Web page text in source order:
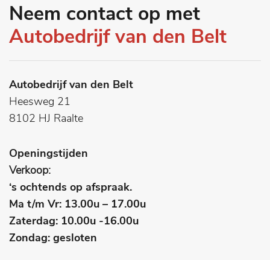
Neem contact op met
Autobedrijf van den Belt
Autobedrijf van den Belt
Heesweg 21
8102 HJ Raalte
Openingstijden
Verkoop:
‘s ochtends op afspraak.
Ma t/m Vr: 13.00u – 17.00u
Zaterdag: 10.00u -16.00u
Zondag: gesloten